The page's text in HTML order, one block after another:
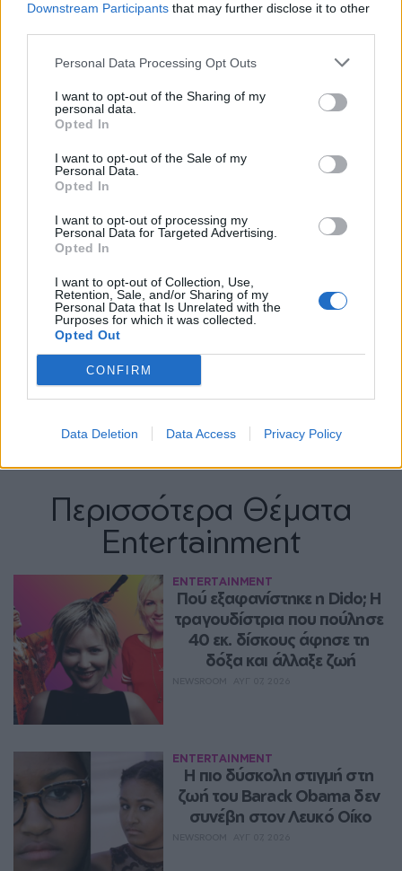
Downstream Participants that may further disclose it to other
Personal Data Processing Opt Outs
I want to opt-out of the Sharing of my
personal data.
Opted In
I want to opt-out of the Sale of my
Personal Data.
Opted In
I want to opt-out of processing my
Personal Data for Targeted Advertising.
Opted In
I want to opt-out of Collection, Use,
Retention, Sale, and/or Sharing of my
Personal Data that Is Unrelated with the
Purposes for which it was collected.
Opted Out
CONFIRM
Data Deletion Data Access Privacy Policy
ΔΙΑΦΗΜΙΣΗ
Περισσότερα Θέματα
Entertainment
ENTERTAINMENT
Πού εξαφανίστηκε η Dido; Η
τραγουδίστρια που πούλησε
40 εκ. δίσκους άφησε τη
δόξα και άλλαξε ζωή
ENTERTAINMENT
Η πιο δύσκολη στιγμή στη
ζωή του Barack Obama δεν
συνέβη στον Λευκό Οίκο